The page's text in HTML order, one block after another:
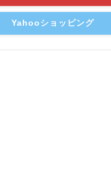
Yahooショッピング